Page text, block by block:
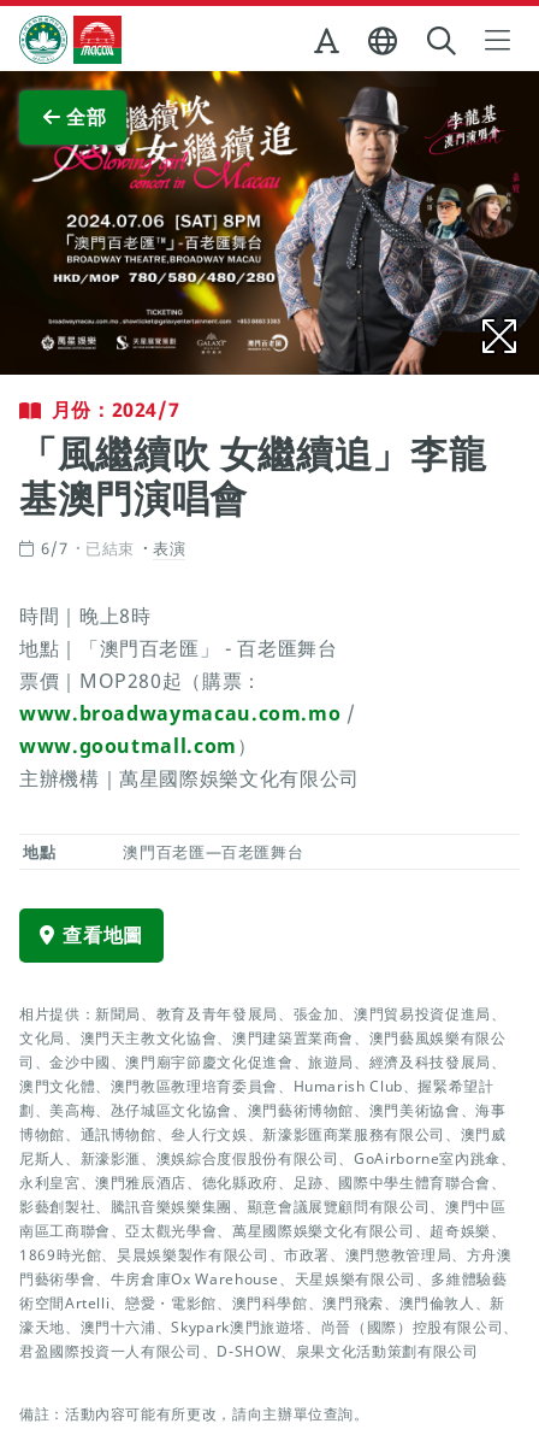
跳至主内容
澳門特別行政區政府旅遊局
全部
查看原圖
月份：2024/7
「風繼續吹 女繼續追」李龍
基澳門演唱會
6/7 已結束 表演
時間｜晚上8時
地點｜「澳門百老匯」 - 百老匯舞台
票價｜MOP280起（購票：
www.broadwaymacau.com.mo /
www.gooutmall.com）
主辦機構｜萬星國際娛樂文化有限公司
地點 澳門百老匯—百老匯舞台
查看地圖
相片提供：新聞局、教育及青年發展局、張金加、澳門貿易投資促進局、
文化局、澳門天主教文化協會、澳門建築置業商會、澳門藝風娛樂有限公
司、金沙中國、澳門廟宇節慶文化促進會、旅遊局、經濟及科技發展局、
澳門文化體、澳門教區教理培育委員會、Humarish Club、握緊希望計
劃、美高梅、氹仔城區文化協會、澳門藝術博物館、澳門美術協會、海事
博物館、通訊博物館、叄人行文娛、新濠影匯商業服務有限公司、澳門威
尼斯人、新濠影滙、澳娛綜合度假股份有限公司、GoAirborne室內跳傘、
永利皇宮、澳門雅辰酒店、德化縣政府、足跡、國際中學生體育聯合會、
影藝創製社、騰訊音樂娛樂集團、顯意會議展覽顧問有限公司、澳門中區
南區工商聯會、亞太觀光學會、萬星國際娛樂文化有限公司、超奇娛樂、
1869時光館、昊晨娛樂製作有限公司、市政署、澳門懲教管理局、方舟澳
門藝術學會、牛房倉庫Ox Warehouse、天星娛樂有限公司、多維體驗藝
術空間Artelli、戀愛・電影館、澳門科學館、澳門飛索、澳門倫敦人、新
濠天地、澳門十六浦、Skypark澳門旅遊塔、尚晉（國際）控股有限公司、
君盈國際投資一人有限公司、D-SHOW、泉果文化活動策劃有限公司
備註：活動內容可能有所更改，請向主辦單位查詢。